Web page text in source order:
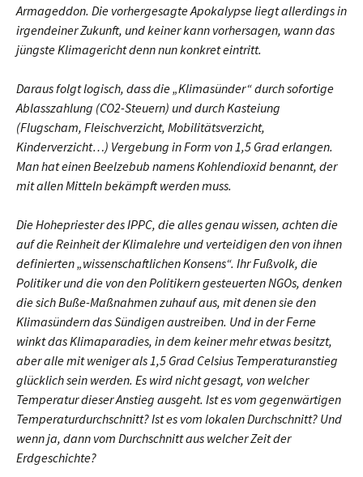
Armageddon. Die vorhergesagte Apokalypse liegt allerdings in
irgendeiner Zukunft, und keiner kann vorhersagen, wann das
jüngste Klimagericht denn nun konkret eintritt.
Daraus folgt logisch, dass die „Klimasünder“ durch sofortige
Ablasszahlung (CO2-Steuern) und durch Kasteiung
(Flugscham, Fleischverzicht, Mobilitätsverzicht,
Kinderverzicht…) Vergebung in Form von 1,5 Grad erlangen.
Man hat einen Beelzebub namens Kohlendioxid benannt, der
mit allen Mitteln bekämpft werden muss.
Die Hohepriester des IPPC, die alles genau wissen, achten die
auf die Reinheit der Klimalehre und verteidigen den von ihnen
definierten „wissenschaftlichen Konsens“. Ihr Fußvolk, die
Politiker und die von den Politikern gesteuerten NGOs, denken
die sich Buße-Maßnahmen zuhauf aus, mit denen sie den
Klimasündern das Sündigen austreiben. Und in der Ferne
winkt das Klimaparadies, in dem keiner mehr etwas besitzt,
aber alle mit weniger als 1,5 Grad Celsius Temperaturanstieg
glücklich sein werden. Es wird nicht gesagt, von welcher
Temperatur dieser Anstieg ausgeht. Ist es vom gegenwärtigen
Temperaturdurchschnitt? Ist es vom lokalen Durchschnitt? Und
wenn ja, dann vom Durchschnitt aus welcher Zeit der
Erdgeschichte?